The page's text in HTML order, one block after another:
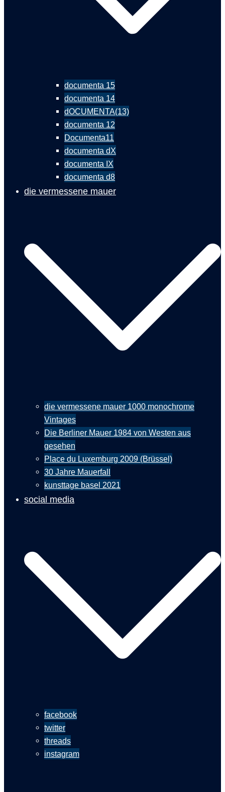
documenta 15
documenta 14
dOCUMENTA(13)
documenta 12
Documenta11
documenta dX
documenta IX
documenta d8
die vermessene mauer
die vermessene mauer 1000 monochrome
Vintages
Die Berliner Mauer 1984 von Westen aus
gesehen
Place du Luxemburg 2009 (Brüssel)
30 Jahre Mauerfall
kunsttage basel 2021
social media
facebook
twitter
threads
instagram